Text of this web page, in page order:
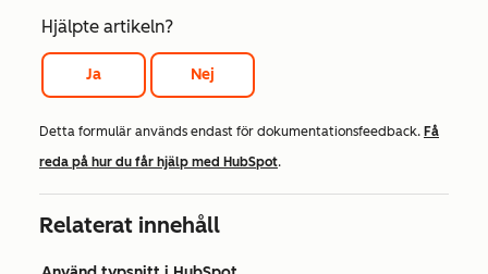
Hjälpte artikeln?
Ja Nej
Detta formulär används endast för dokumentationsfeedback. Få
reda på hur du får hjälp med HubSpot.
Relaterat innehåll